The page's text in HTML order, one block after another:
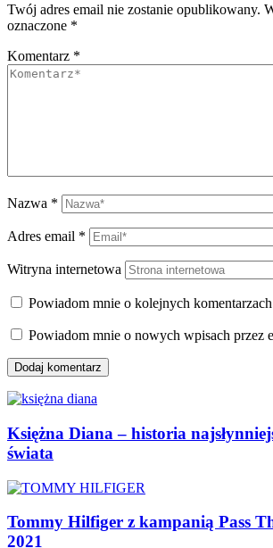
Twój adres email nie zostanie opublikowany.
oznaczone *
Komentarz *
Nazwa *
Adres email *
Witryna internetowa
Powiadom mnie o kolejnych
Powiadom mnie o nowych wpisach przez
Księżna Diana – historia
świata
Tommy Hilfiger z kampanią Pass
2021